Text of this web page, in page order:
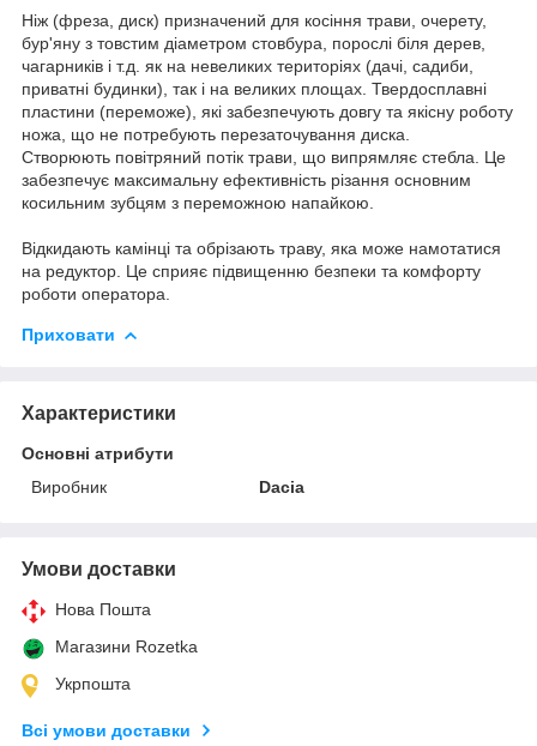
Ніж (фреза, диск) призначений для косіння трави, очерету,
бур'яну з товстим діаметром стовбура, порослі біля дерев,
чагарників і т.д. як на невеликих територіях (дачі, садиби,
приватні будинки), так і на великих площах. Твердосплавні
пластини (переможе), які забезпечують довгу та якісну роботу
ножа, що не потребують перезаточування диска.
Створюють повітряний потік трави, що випрямляє стебла. Це
забезпечує максимальну ефективність різання основним
косильним зубцям з переможною напайкою.
Відкидають камінці та обрізають траву, яка може намотатися
на редуктор. Це сприяє підвищенню безпеки та комфорту
роботи оператора.
Приховати
Характеристики
Основні атрибути
Виробник
Dacia
Умови доставки
Нова Пошта
Магазини Rozetka
Укрпошта
Всі умови доставки